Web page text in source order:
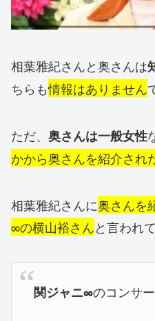
相葉雅紀さんと奥さんは
ちらも情報はありません
ただ、 奥さんは一般女性
かから奥さんを紹介され
相葉雅紀さんに奥さんを
∞の横山裕さんと言われ
関ジャニ∞のコンサー